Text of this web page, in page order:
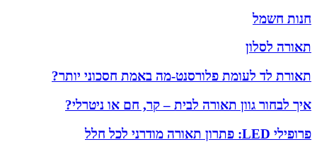
חנות חשמל
תאורה לסלון
תאורת לד לעומת פלורסנט-מה באמת חסכוני יותר?
איך לבחור גוון תאורה לבית – קר, חם או ניטרלי?
פרופילי LED: פתרון תאורה מודרני לכל חלל